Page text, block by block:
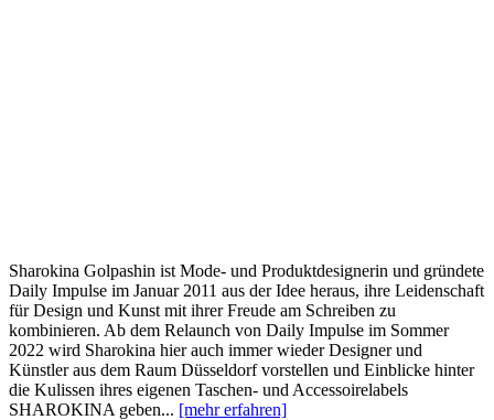
Sharokina Golpashin ist Mode- und Produktdesignerin und gründete
Daily Impulse im Januar 2011 aus der Idee heraus, ihre Leidenschaft
für Design und Kunst mit ihrer Freude am Schreiben zu
kombinieren. Ab dem Relaunch von Daily Impulse im Sommer
2022 wird Sharokina hier auch immer wieder Designer und
Künstler aus dem Raum Düsseldorf vorstellen und Einblicke hinter
die Kulissen ihres eigenen Taschen- und Accessoirelabels
SHAROKINA geben... [mehr erfahren]